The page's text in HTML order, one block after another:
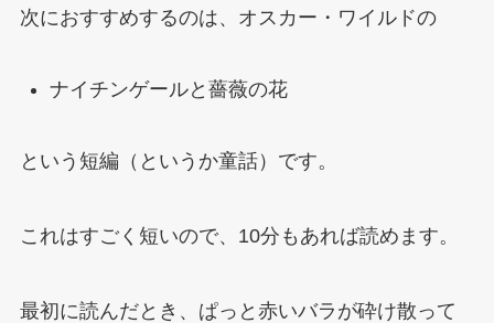
次におすすめするのは、オスカー・ワイルドの
ナイチンゲールと薔薇の花
という短編（というか童話）です。
これはすごく短いので、10分もあれば読めます。
最初に読んだとき、ぱっと赤いバラが砕け散って